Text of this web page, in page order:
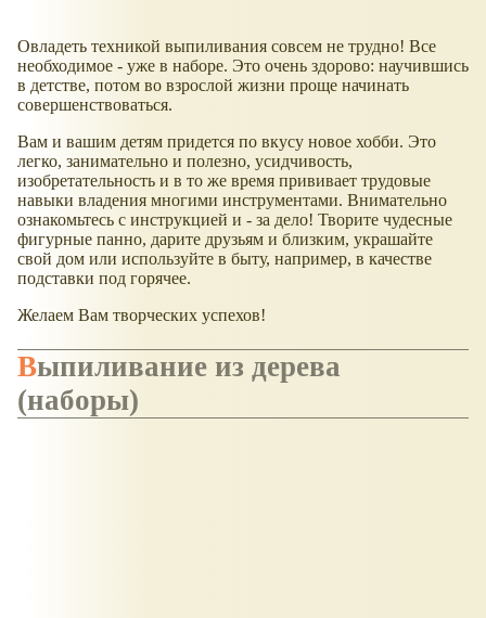
Овладеть техникой выпиливания совсем не трудно! Все
необходимое - уже в наборе. Это очень здорово: научившись
в детстве, потом во взрослой жизни проще начинать
совершенствоваться.
Вам и вашим детям придется по вкусу новое хобби. Это
легко, занимательно и полезно, усидчивость,
изобретательность и в то же время прививает трудовые
навыки владения многими инструментами. Внимательно
ознакомьтесь с инструкцией и - за дело! Творите чудесные
фигурные панно, дарите друзьям и близким, украшайте
свой дом или используйте в быту, например, в качестве
подставки под горячее.
Желаем Вам творческих успехов!
Выпиливание из дерева
(наборы)